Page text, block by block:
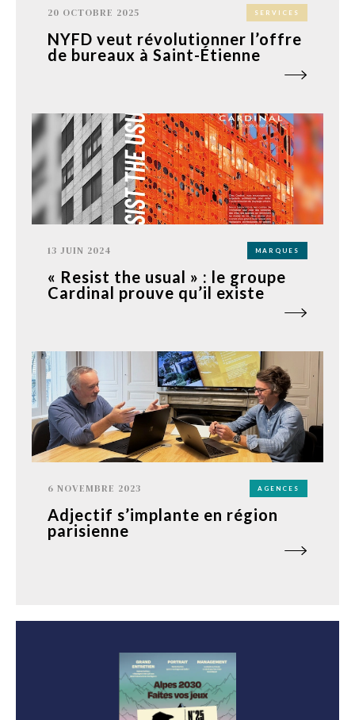
20 OCTOBRE 2025 SERVICES
NYFD veut révolutionner l’offre
de bureaux à Saint-Étienne
13 JUIN 2024 MARQUES
« Resist the usual » : le groupe
Cardinal prouve qu’il existe
6 NOVEMBRE 2023 AGENCES
Adjectif s’implante en région
parisienne